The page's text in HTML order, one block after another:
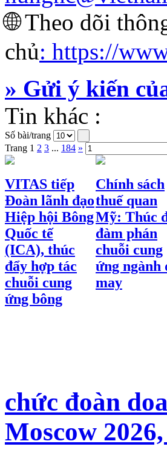
🌐 Theo dõi
chủ: https://
» Gửi ý kiến
Tin khác :
Số bài/trang
Trang 1 2 3 ... 184 »
VITAS tiếp
Đoàn lãnh đạo
Hiệp hội Bông
Quốc tế
(ICA), thúc
đẩy hợp tác
chuỗi cung
ứng bông
Chính sách
thuế quan
Mỹ: Thúc
đàm phán
chuỗi cung
ứng ngành
may
chức đoàn
Moscow